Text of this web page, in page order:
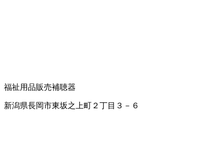
福祉用品販売補聴器
新潟県長岡市東坂之上町２丁目３－６